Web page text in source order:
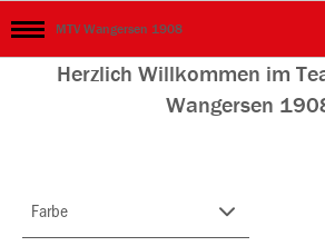
MTV Wangersen 1908
Herzlich Willkommen im
Wangersen
Farbe